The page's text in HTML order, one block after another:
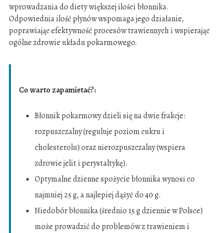
wprowadzania do diety większej ilości błonnika.
Odpowiednia ilość płynów wspomaga jego działanie,
poprawiając efektywność procesów trawiennych i wspierając
ogólne zdrowie układu pokarmowego.
Co warto zapamietać?:
Błonnik pokarmowy dzieli się na dwie frakcje:
rozpuszczalny (reguluje poziom cukru i
cholesterolu) oraz nierozpuszczalny (wspiera
zdrowie jelit i perystaltykę).
Optymalne dzienne spożycie błonnika wynosi co
najmniej 25 g, a najlepiej dążyć do 40 g.
Niedobór błonnika (średnio 15 g dziennie w Polsce)
może prowadzić do problemów z trawieniem i